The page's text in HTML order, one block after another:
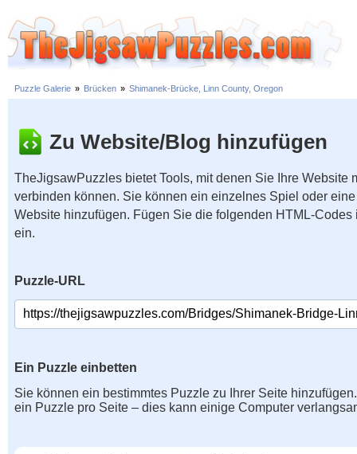
Puzzle Galerie » Brücken » Shimanek-Brücke, Linn County, Oregon
Zu Website/Blog hinzufügen
TheJigsawPuzzles bietet Tools, mit denen Sie Ihre Website
verbinden können. Sie können ein einzelnes Spiel oder
Website hinzufügen. Fügen Sie die folgenden HTML-
ein.
Puzzle-URL
Ein Puzzle einbetten
Sie können ein bestimmtes Puzzle zu Ihrer Seite
ein Puzzle pro Seite – dies kann einige Computer